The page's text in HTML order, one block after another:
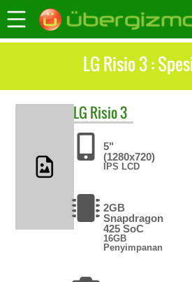
LG Risio 3 :
LG Risio 3
5"
(1280x720)
IPS LCD
2GB
Snapdragon
425 SoC
16GB
Penyimpanan